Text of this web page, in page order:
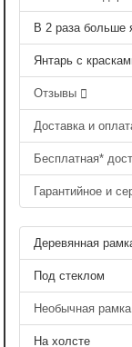
В 2 раза больше
Янтарь с
Отзывы
Доставка и
Бесплатная*
Гарантийное и
Деревянная
Под стеклом
Необычная рамка
На холсте